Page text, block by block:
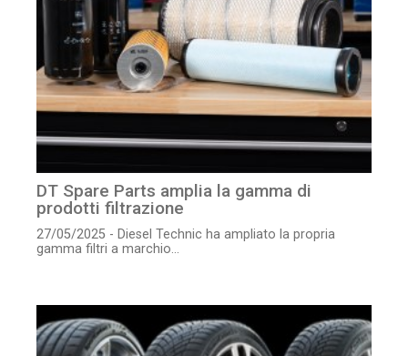
DT Spare Parts amplia la gamma di
prodotti filtrazione
27/05/2025 - Diesel Technic ha ampliato la propria
gamma filtri a marchio...